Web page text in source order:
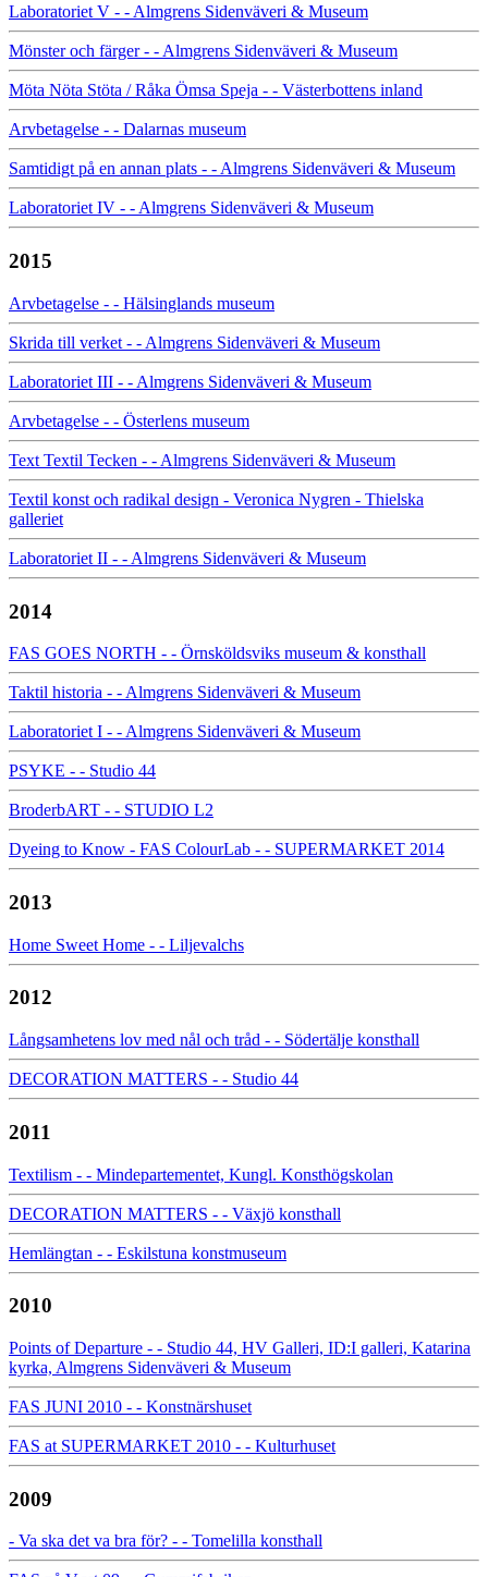
Laboratoriet V - - Almgrens Sidenväveri & Museum
Mönster och färger - - Almgrens Sidenväveri & Museum
Möta Nöta Stöta / Råka Ömsa Speja - - Västerbottens inland
Arvbetagelse - - Dalarnas museum
Samtidigt på en annan plats - - Almgrens Sidenväveri & Museum
Laboratoriet IV - - Almgrens Sidenväveri & Museum
2015
Arvbetagelse - - Hälsinglands museum
Skrida till verket - - Almgrens Sidenväveri & Museum
Laboratoriet III - - Almgrens Sidenväveri & Museum
Arvbetagelse - - Österlens museum
Text Textil Tecken - - Almgrens Sidenväveri & Museum
Textil konst och radikal design - Veronica Nygren - Thielska
galleriet
Laboratoriet II - - Almgrens Sidenväveri & Museum
2014
FAS GOES NORTH - - Örnsköldsviks museum & konsthall
Taktil historia - - Almgrens Sidenväveri & Museum
Laboratoriet I - - Almgrens Sidenväveri & Museum
PSYKE - - Studio 44
BroderbART - - STUDIO L2
Dyeing to Know - FAS ColourLab - - SUPERMARKET 2014
2013
Home Sweet Home - - Liljevalchs
2012
Långsamhetens lov med nål och tråd - - Södertälje konsthall
DECORATION MATTERS - - Studio 44
2011
Textilism - - Mindepartementet, Kungl. Konsthögskolan
DECORATION MATTERS - - Växjö konsthall
Hemlängtan - - Eskilstuna konstmuseum
2010
Points of Departure - - Studio 44, HV Galleri, ID:I galleri, Katarina
kyrka, Almgrens Sidenväveri & Museum
FAS JUNI 2010 - - Konstnärshuset
FAS at SUPERMARKET 2010 - - Kulturhuset
2009
- Va ska det va bra för? - - Tomelilla konsthall